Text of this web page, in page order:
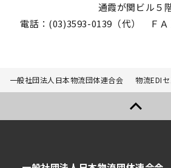
通霞が関ビル５
電話：(03)3593-0139（代） ＦＡ
一般社団法人日本物流団体連合会 物流EDI